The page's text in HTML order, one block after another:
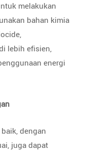
melakukan
bahan kimia
lebih efisien,
energi
dengan
juga dapat